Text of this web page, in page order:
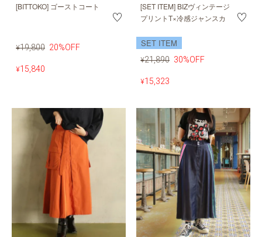
[BITTOKO] ゴーストコート
¥19,800 20%OFF
¥15,840
[SET ITEM] BIZヴィンテージ
プリントT×冷感ジャンスカ
SET ITEM
¥21,890 30%OFF
¥15,323